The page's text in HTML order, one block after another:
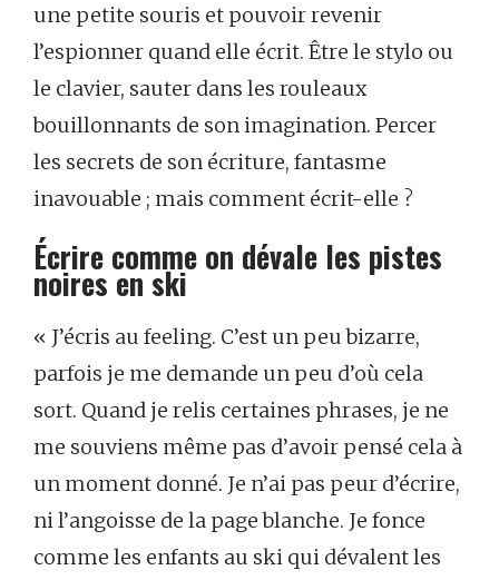
une petite souris et pouvoir revenir
l’espionner quand elle écrit. Être le stylo ou
le clavier, sauter dans les rouleaux
bouillonnants de son imagination. Percer
les secrets de son écriture, fantasme
inavouable ; mais comment écrit-elle ?
Écrire comme on dévale les pistes
noires en ski
« J’écris au feeling. C’est un peu bizarre,
parfois je me demande un peu d’où cela
sort. Quand je relis certaines phrases, je ne
me souviens même pas d’avoir pensé cela à
un moment donné. Je n’ai pas peur d’écrire,
ni l’angoisse de la page blanche. Je fonce
comme les enfants au ski qui dévalent les